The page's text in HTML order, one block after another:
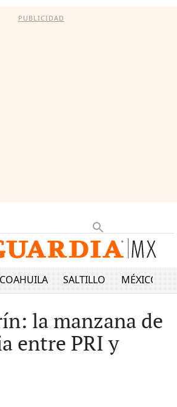
PUBLICIDAD
SALTILLO MÉXICO
la manzana de
entre PRI y